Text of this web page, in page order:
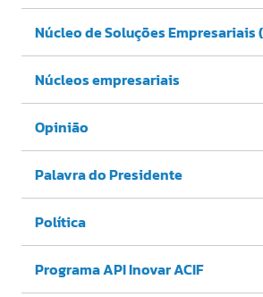
Núcleo de Soluções Empresariais
Núcleos empresariais
Opinião
Palavra do Presidente
Política
Programa API Inovar ACIF